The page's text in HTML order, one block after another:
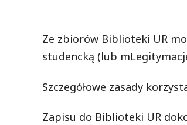
Ze zbiorów Biblioteki UR
studencką (lub
Szczegółowe zasady
Zapisu do Biblioteki UR